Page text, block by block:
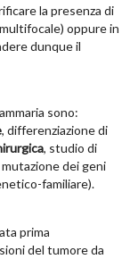
la presenza di
oppure in
dunque il
sono:
, differenziazione di
, studio di
dei geni
familiare).
prima
del tumore da